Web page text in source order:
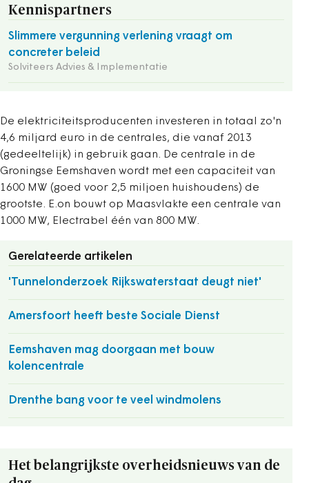
Kennispartners
Slimmere vergunning verlening vraagt om
concreter beleid
Solviteers Advies & Implementatie
De elektriciteitsproducenten investeren in totaal zo'n
4,6 miljard euro in de centrales, die vanaf 2013
(gedeeltelijk) in gebruik gaan. De centrale in de
Groningse Eemshaven wordt met een capaciteit van
1600 MW (goed voor 2,5 miljoen huishoudens) de
grootste. E.on bouwt op Maasvlakte een centrale van
1000 MW, Electrabel één van 800 MW.
Gerelateerde artikelen
'Tunnelonderzoek Rijkswaterstaat deugt niet'
Amersfoort heeft beste Sociale Dienst
Eemshaven mag doorgaan met bouw
kolencentrale
Drenthe bang voor te veel windmolens
Het belangrijkste overheidsnieuws van de